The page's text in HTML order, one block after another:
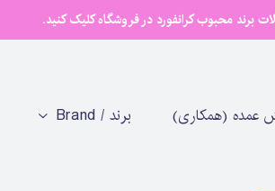
محبوب کرانفورد در فروشگاه کلیک کنید.
عمده (همکاری) برند / Brand